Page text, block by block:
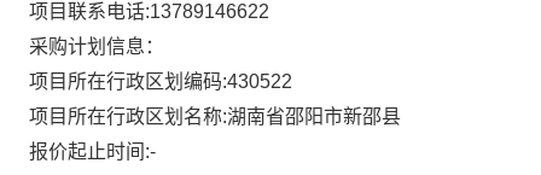
项目联系电话:13789146622
采购计划信息：
项目所在行政区划编码:430522
项目所在行政区划名称:湖南省邵阳市新邵县
报价起止时间:-